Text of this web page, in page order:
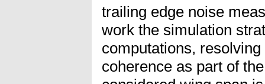
trailing edge noise
work the simulation
computations,
coherence as part of